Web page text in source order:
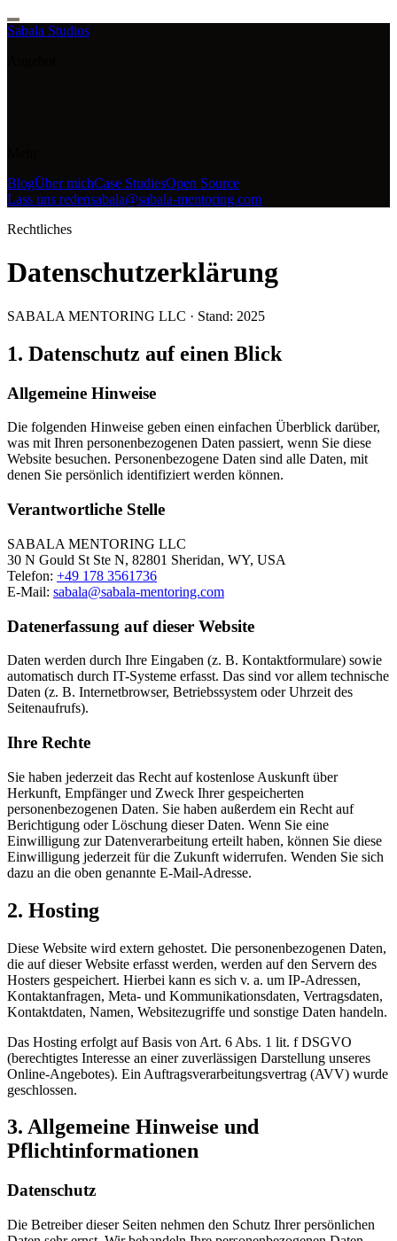
Sabala Studios
BlogÜber michCase StudiesOpen Source
Lass uns redensabala@sabala-mentoring.com
Rechtliches
Datenschutzerklärung
SABALA MENTORING LLC · Stand: 2025
1. Datenschutz auf einen Blick
Allgemeine Hinweise
Die folgenden Hinweise geben einen einfachen Überblick darüber,
was mit Ihren personenbezogenen Daten passiert, wenn Sie diese
Website besuchen. Personenbezogene Daten sind alle Daten, mit
denen Sie persönlich identifiziert werden können.
Verantwortliche Stelle
SABALA MENTORING LLC
30 N Gould St Ste N, 82801 Sheridan, WY, USA
Telefon: +49 178 3561736
E-Mail: sabala@sabala-mentoring.com
Datenerfassung auf dieser Website
Daten werden durch Ihre Eingaben (z. B. Kontaktformulare) sowie
automatisch durch IT-Systeme erfasst. Das sind vor allem technische
Daten (z. B. Internetbrowser, Betriebssystem oder Uhrzeit des
Seitenaufrufs).
Ihre Rechte
Sie haben jederzeit das Recht auf kostenlose Auskunft über
Herkunft, Empfänger und Zweck Ihrer gespeicherten
personenbezogenen Daten. Sie haben außerdem ein Recht auf
Berichtigung oder Löschung dieser Daten. Wenn Sie eine
Einwilligung zur Datenverarbeitung erteilt haben, können Sie diese
Einwilligung jederzeit für die Zukunft widerrufen. Wenden Sie sich
dazu an die oben genannte E-Mail-Adresse.
2. Hosting
Diese Website wird extern gehostet. Die personenbezogenen Daten,
die auf dieser Website erfasst werden, werden auf den Servern des
Hosters gespeichert. Hierbei kann es sich v. a. um IP-Adressen,
Kontaktanfragen, Meta- und Kommunikationsdaten, Vertragsdaten,
Kontaktdaten, Namen, Websitezugriffe und sonstige Daten handeln.
Das Hosting erfolgt auf Basis von Art. 6 Abs. 1 lit. f DSGVO
(berechtigtes Interesse an einer zuverlässigen Darstellung unseres
Online-Angebotes). Ein Auftragsverarbeitungsvertrag (AVV) wurde
geschlossen.
3. Allgemeine Hinweise und
Pflichtinformationen
Datenschutz
Die Betreiber dieser Seiten nehmen den Schutz Ihrer persönlichen